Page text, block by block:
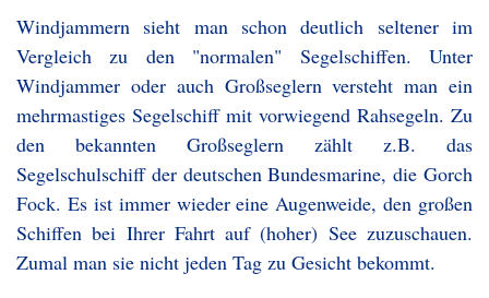
Windjammern sieht man schon deutlich seltener im
Vergleich zu den "normalen" Segelschiffen. Unter
Windjammer oder auch Großseglern versteht man ein
mehrmastiges Segelschiff mit vorwiegend Rahsegeln. Zu
den bekannten Großseglern zählt z.B. das
Segelschulschiff der deutschen Bundesmarine, die Gorch
Fock. Es ist immer wieder eine Augenweide, den großen
Schiffen bei Ihrer Fahrt auf (hoher) See zuzuschauen.
Zumal man sie nicht jeden Tag zu Gesicht bekommt.